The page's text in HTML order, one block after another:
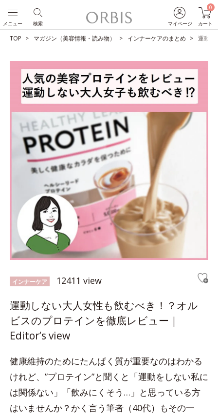
マイページ
0
カート
検索
メニュー
TOP マガジン（美容情報・読み物） インナーケアのまとめ 運動し
インナーケア 12411 view
運動しない大人女性も飲むべき！？オル
ビスのプロテインを徹底レビュー｜
Editor‘s view
健康維持のためにたんぱく質が重要なのはわかる
けれど、”プロテイン”と聞くと「運動をしない私に
は関係ない」「飲みにくそう…」と思っている方
はいませんか？かく言う筆者（40代）もその一